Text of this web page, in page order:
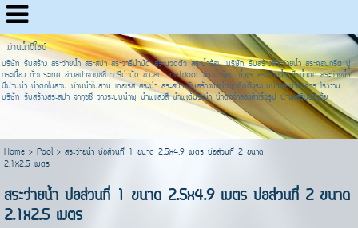
ม่านน้ำดีไซน์
บริษัท รับสร้าง สระว่ายน้ำ สระสปา สระวารีบำบัด สระนวดตัว สระน้ำร้อน บริษัท รับสร้างสระว่ายน้ำ สระคอนกรีต ปู
กระเบื้อง ทั่วประเทศ อ่างสปาจากุซชี่ วารีบำบัด อ่างสปา outdoor อ่างน้ำร้อน น้ำแร่ สระว่ายน้ำ มี น้ำตก สระว่ายน้ำ
มีม่านน้ำ น้ำตกในสวน ม่านน้ำในสวน เทอเรส สระน้ำ สระสปา รับสร้างบ่อน้ำพุ ติดตั้งระบบน้ำพุหน้าอาคาร โรงงาน
บริษัท รับสร้างสระสปา จากุซชี่ วางระบบน้ำพุ น้ำพุแสงสี น้ำพุเต้นระบำ น้ำตกจำลองสำเร็จรูป น้ำพุเสริมฮวงจุ้ย
Home> Pool> สระว่ายน้ำ บ่อส่วนที่ 1 ขนาด 2.5x4.9 เมตร บ่อส่วนที่ 2 ขนาด
2.1x2.5 เมตร
สระว่ายน้ำ บ่อส่วนที่ 1 ขนาด 2.5x4.9 เมตร บ่อส่วนที่ 2 ขนาด
2.1x2.5 เมตร